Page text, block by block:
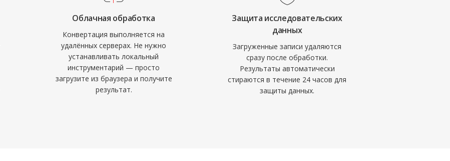
Облачная обработка
Конвертация выполняется на
удалённых серверах. Не нужно
устанавливать локальный
инструментарий — просто
загрузите из браузера и получите
результат.
Защита исследовательских
данных
Загруженные записи удаляются
сразу после обработки.
Результаты автоматически
стираются в течение 24 часов для
защиты данных.